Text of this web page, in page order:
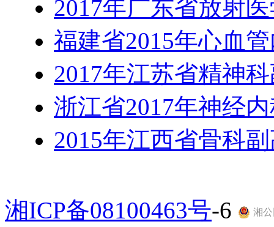
2017年广东省放射
福建省2015年心血
2017年江苏省精神
浙江省2017年神经
2015年江西省骨科
湘ICP备08100463号-6 湘公